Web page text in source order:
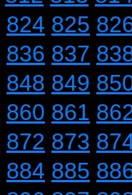
824 825
836 837
848 849
860 861
872 873
884 885